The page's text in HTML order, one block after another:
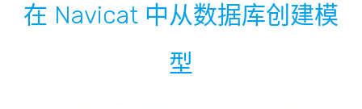
在 Navicat 中从数据库创建模
型